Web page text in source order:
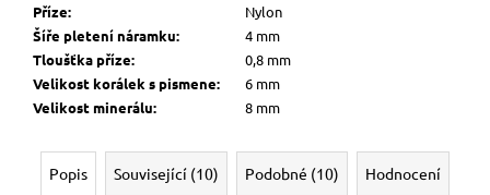
Příze:
Nylon
Šíře pletení náramku:
4 mm
Tloušťka příze:
0,8 mm
Velikost korálek s pismene:
6 mm
Velikost minerálu: 8 mm
Popis Související (10) Podobné (10) Hodnocení